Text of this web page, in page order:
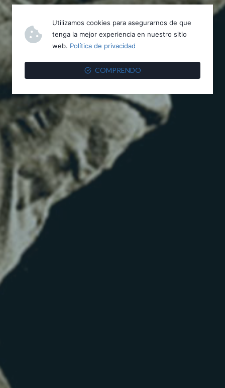
Utilizamos cookies para asegurarnos de que
tenga la mejor experiencia en nuestro sitio
web. Política de privacidad
COMPRENDO